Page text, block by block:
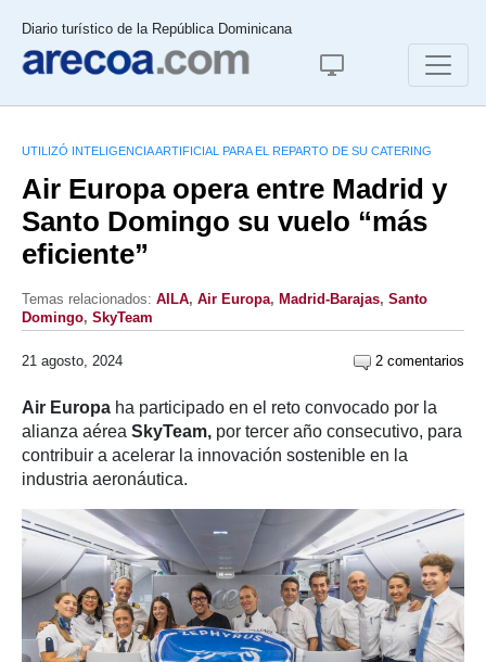
Diario turístico de la República Dominicana
UTILIZÓ INTELIGENCIA ARTIFICIAL PARA EL REPARTO DE SU CATERING
Air Europa opera entre Madrid y
Santo Domingo su vuelo “más
eficiente”
Temas relacionados: AILA, Air Europa, Madrid-Barajas, Santo
Domingo, SkyTeam
21 agosto, 2024 2 comentarios
Air Europa ha participado en el reto convocado por la
alianza aérea SkyTeam, por tercer año consecutivo, para
contribuir a acelerar la innovación sostenible en la
industria aeronáutica.